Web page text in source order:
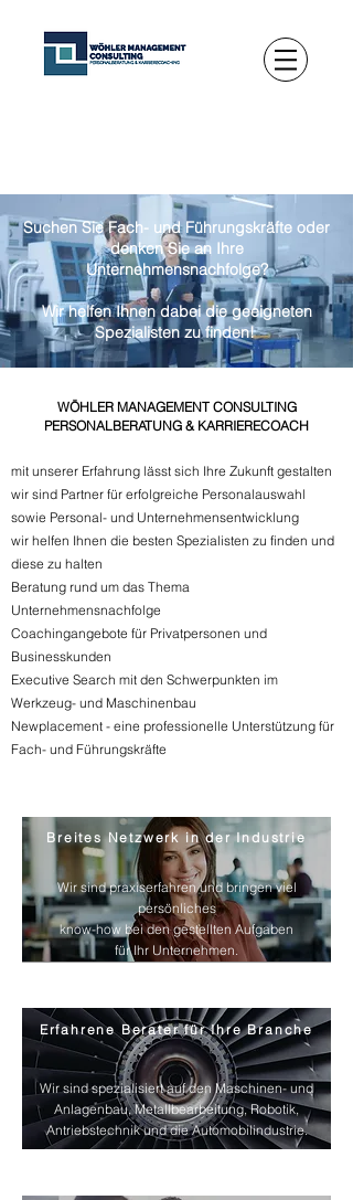
Suchen Sie Fach- und Führungskräfte oder
denken Sie an Ihre
Unternehmensnachfolge?
Wir helfen Ihnen dabei die geeigneten
Spezialisten zu finden!
WÖHLER MANAGEMENT CONSULTING
PERSONALBERATUNG & KARRIERECOACH
mit unserer Erfahrung lässt sich Ihre Zukunft gestalten
wir sind Partner für erfolgreiche Personalauswahl
sowie Personal- und Unternehmensentwicklung
wir helfen Ihnen die besten Spezialisten zu finden und
diese zu halten
Beratung rund um das Thema
Unternehmensnachfolge
Coachingangebote für Privatpersonen und
Businesskunden
Executive Search mit den Schwerpunkten im
Werkzeug- und Maschinenbau
Newplacement - eine professionelle Unterstützung für
Fach- und Führungskräfte
Breites Netzwerk in der Industrie
Wir sind praxiserfahren und bringen viel
persönliches
know-how bei den gestellten Aufgaben
für Ihr Unternehmen.
Erfahrene Berater für Ihre Branche
Wir sind spezialisiert auf den Maschinen- und
Anlagenbau, Metallbearbeitung, Robotik,
Antriebstechnik und die Automobilindustrie.